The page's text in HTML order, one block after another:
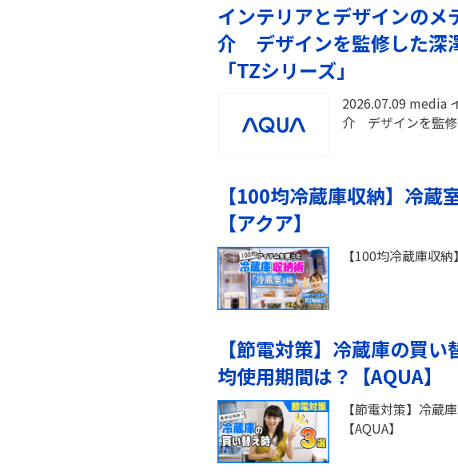
インテリアとデザインのメ
介 デザインを監修した深
「TZシリーズ」
2026.07.09 media
介 デザインを監修
【100均冷蔵庫収納】冷
【アクア】
【100均冷蔵庫収
【節電対策】冷蔵庫の買
均使用期間は？【AQUA】
【節電対策】冷蔵
【AQUA】